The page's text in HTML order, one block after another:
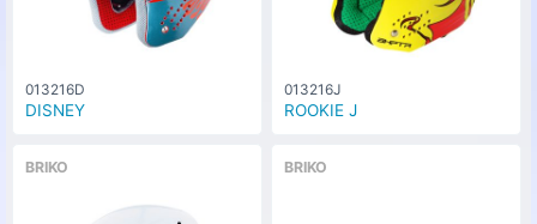
013216D
DISNEY
013216J
ROOKIE J
BRIKO BRIKO